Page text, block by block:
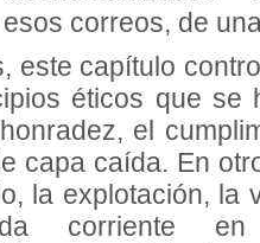
correos, de
este capítulo
éticos que se
el
capa caída. En
la explotación, la
corriente